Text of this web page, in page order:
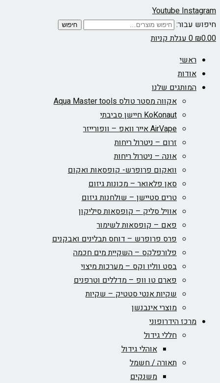
YoutubeInstagram
חיפוש עבור:
חיפוש
₪0.00
0עגלת קניות
ראשי
אודות
המותגים שלנו
אקווה מסטר טולס Aqua Master tools
KoKonaut חיישן סביבתי
AirVape אייר וואפ – וופורייזר
זרום – ניטרול ריחות
אונה – ניטרול ריחות
וואקום פרופרש- קופסאות ואקום
סאן פלאואר – מכונות גיזום
טרים סטיישן – שולחנות גיזום
אוויל סליק – קופסאות סיליקון
פאם – קופסאות לשימור
פרס פרופרש – דוחס תבלינים ואבקנים
פלורפלקס – השקיית מים חכמה
בסט ווליו וקס – מערכות מיצוי
פארם טו וופ – מדללים וטרפנים
שקיות אנטי סטטיק – שקיות
מוצרי אינבנשן
מרכז הידרופוני
חללי גידול
אוהלי גידול
תאורה / חשמל
משנקים